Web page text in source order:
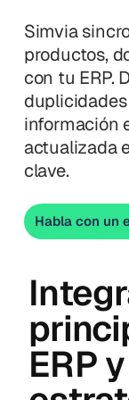
Simvia
productos,
con tu ERP.
información
actualizada
clave.
Habla con un
ERP